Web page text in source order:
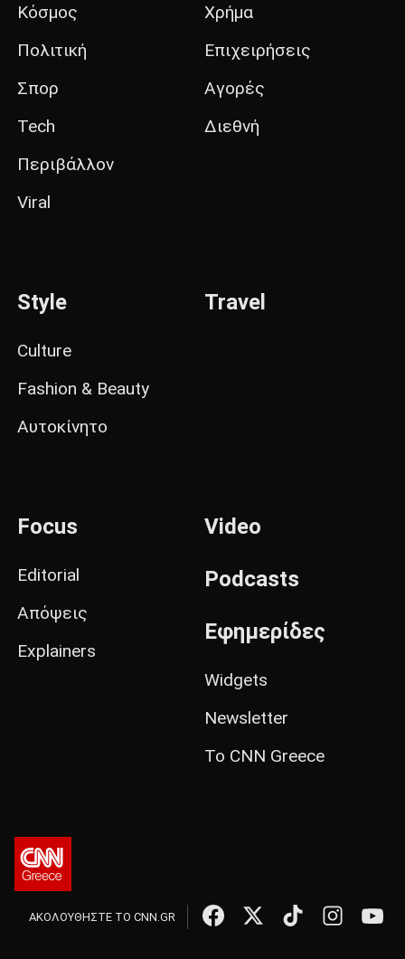
Κόσμος
Πολιτική
Σπορ
Tech
Περιβάλλον
Viral
Χρήμα
Επιχειρήσεις
Αγορές
Διεθνή
Style
Culture
Fashion & Beauty
Αυτοκίνητο
Travel
Focus
Editorial
Απόψεις
Explainers
Video
Podcasts
Εφημερίδες
Widgets
Newsletter
Το CNN Greece
ΑΚΟΛΟΥΘΗΣΤΕ ΤΟ CNN.GR